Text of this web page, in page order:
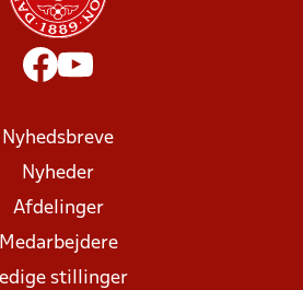
Nyhedsbreve
Nyheder
Afdelinger
Medarbejdere
stillinger